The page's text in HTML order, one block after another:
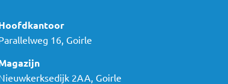
16, Goirle
2AA, Goirle